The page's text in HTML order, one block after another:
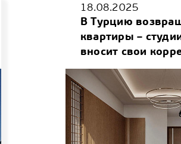
18.08.2025
В Турцию
квартиры –
вносит свои